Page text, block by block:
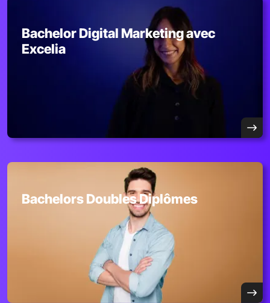
Bachelor Digital Marketing avec
Excelia
Bachelors Doubles Diplômes